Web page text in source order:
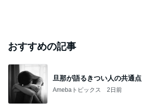
おすすめの記事
旦那が語るきつい人の共通点
Amebaトピックス 2日前